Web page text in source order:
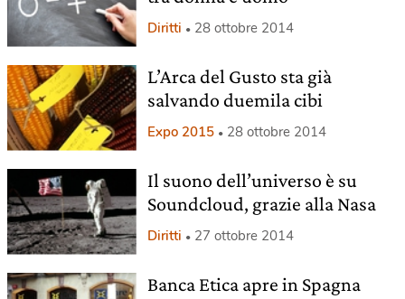
Diritti 28 ottobre 2014
L’Arca del Gusto sta già
salvando duemila cibi
Expo 2015 28 ottobre 2014
Il suono dell’universo è su
Soundcloud, grazie alla Nasa
Diritti 27 ottobre 2014
Banca Etica apre in Spagna